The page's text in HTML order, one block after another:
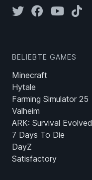
BELIEBTE GAMES
Minecraft
Hytale
Farming Simulator 25
Valheim
ARK: Survival Evolved
7 Days To Die
DayZ
Satisfactory